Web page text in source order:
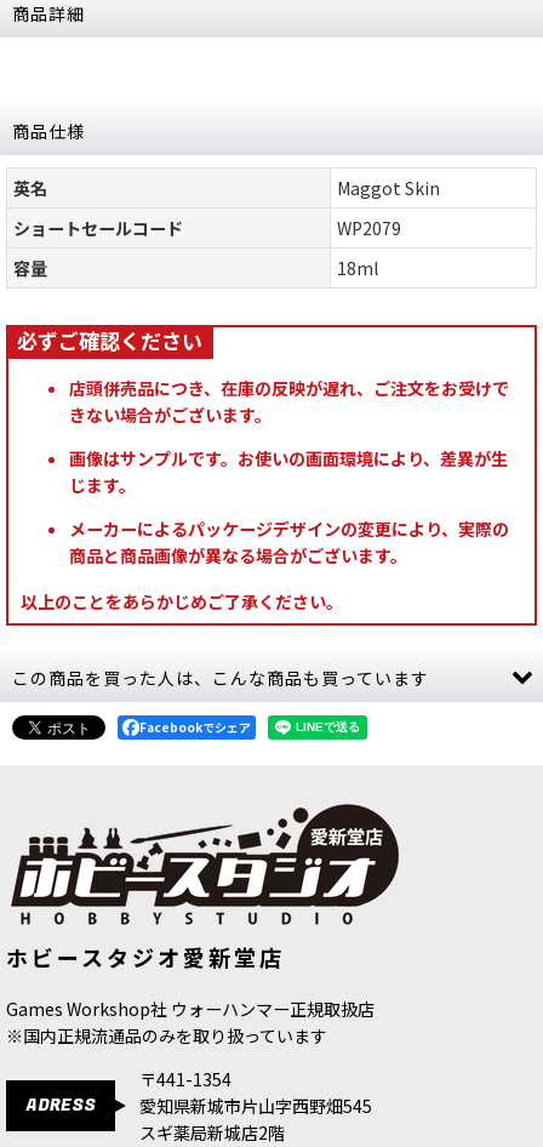
商品詳細
商品仕様
英名
Maggot Skin
ショートセールコード
WP2079
容量
18ml
店頭併売品につき、在庫の反映が遅れ、ご注文をお受けで
きない場合がございます。
画像はサンプルです。お使いの画面環境により、差異が生
じます。
メーカーによるパッケージデザインの変更により、実際の
商品と商品画像が異なる場合がございます。
以上のことをあらかじめご了承ください。
この商品を買った人は、こんな商品も買っています
[WP3119
ーム
Facebookでシェア
ホビースタジオ愛新堂店
Games Workshop社 ウォーハンマー正規取扱店
※国内正規流通品のみを取り扱っています
ADRESS
〒441-1354
愛知県新城市片山字西野畑545
スギ薬局新城店2階